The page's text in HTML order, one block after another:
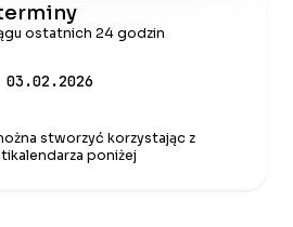
ostatnich 24 godzin
stworzyć korzystając z
poniżej